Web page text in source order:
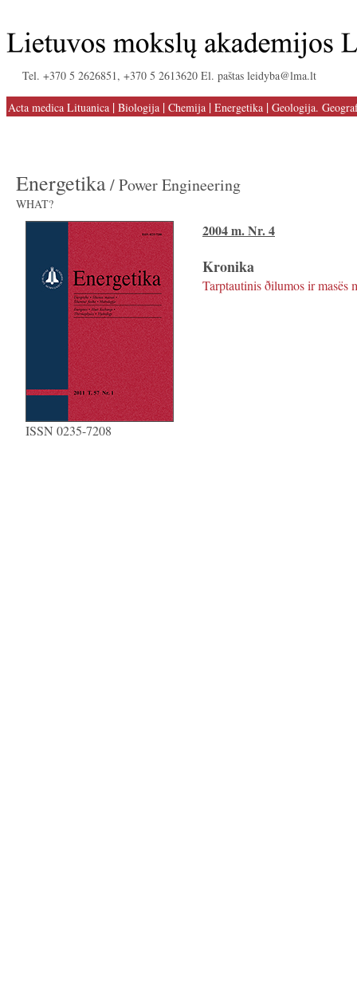
Tel. +370 5 2626851, +370 5 2613620 El. paštas leidyba@lma.lt
Acta medica Lituanica | Biologija | Chemija | Energetika | Geologija.
Energetika/ Power Engineering
WHAT?
ISSN 0235-7208
2004 m. Nr. 4
Kronika
Tarptautinis ðilumos ir masës